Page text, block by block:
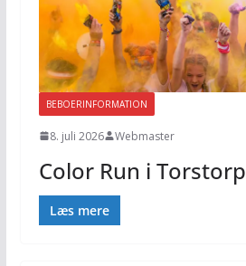
BEBOERINFORMATION
8. juli 2026 Webmaster
Color Run i Torstorp
Læs mere